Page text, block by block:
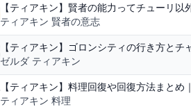
【ティアキン】賢者の能力ってチューリ
ティアキン 賢者の意志
【ティアキン】ゴロンシティの行き方と
ゼルダ ティアキン
【ティアキン】料理回復や回復方法まと
ティアキン 料理